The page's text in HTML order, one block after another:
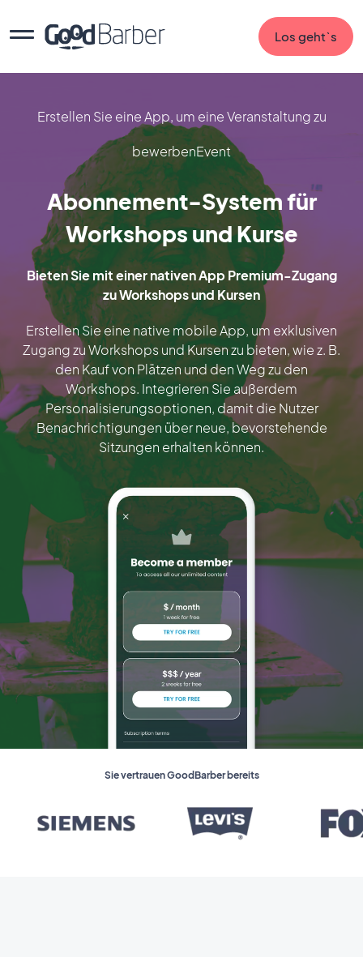
Los geht`s
Erstellen Sie eine App, um eine Veranstaltung zu
bewerbenEvent
Abonnement-System für
Workshops und Kurse
Bieten Sie mit einer nativen App Premium-Zugang
zu Workshops und Kursen
Erstellen Sie eine native mobile App, um exklusiven
Zugang zu Workshops und Kursen zu bieten, wie z. B.
den Kauf von Plätzen und den Weg zu den
Workshops. Integrieren Sie außerdem
Personalisierungsoptionen, damit die Nutzer
Benachrichtigungen über neue, bevorstehende
Sitzungen erhalten können.
Sie vertrauen GoodBarber bereits